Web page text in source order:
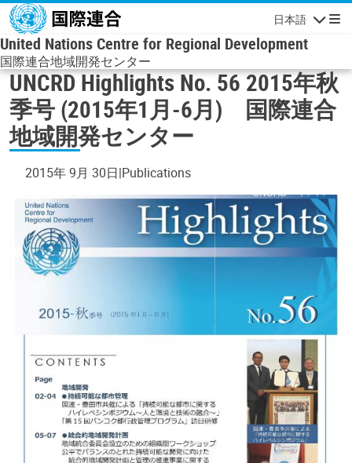
メインコンテンツに移動
日本語
ナビゲーシ
United Nations Centre for Regional Development
国際連合地域開発センター
UNCRD Highlights No. 56 2015年秋
季号 (2015年1月-6月) 国際連合
地域開発センター
2015年 9月 30日 Publications